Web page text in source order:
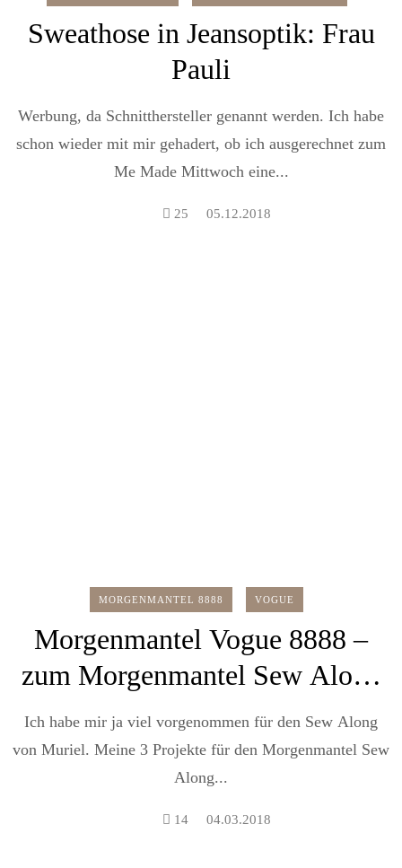
Sweathose in Jeansoptik: Frau
Pauli
Werbung, da Schnitthersteller genannt werden. Ich habe
schon wieder mit mir gehadert, ob ich ausgerechnet zum
Me Made Mittwoch eine...
25 05.12.2018
MORGENMANTEL 8888 VOGUE
Morgenmantel Vogue 8888 –
zum Morgenmantel Sew Along
Finale
Ich habe mir ja viel vorgenommen für den Sew Along
von Muriel. Meine 3 Projekte für den Morgenmantel Sew
Along...
14 04.03.2018